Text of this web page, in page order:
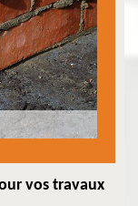
vos travaux